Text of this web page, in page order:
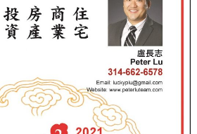
盧
長
志
產〉
中